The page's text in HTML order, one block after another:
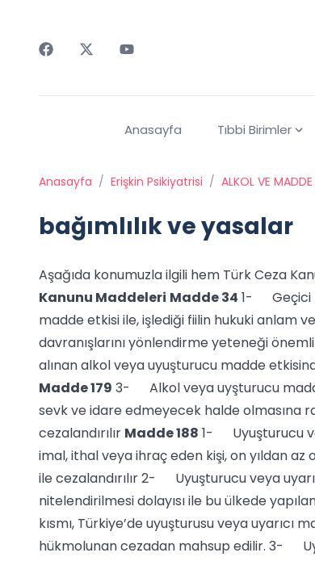
Anasayfa Tıbbi Birimler
Anasayfa / Erişkin Psikiyatrisi / ALKOL VE
bağımlılık ve yasalar
Aşağıda konumuzla ilgili hem Türk Ceza
Kanunu Maddeleri Madde 34 1- Geçici
madde etkisi ile, işlediği fiilin hukuki anlam
davranışlarını yönlendirme yeteneği
alınan alkol veya uyuşturucu madde
Madde 179 3- Alkol veya uyşturucu
sevk ve idare edmeyecek halde olmasına
cezalandırılır Madde 188 1- Uyuşturucu
imal, ithal veya ihraç eden kişi, on yıldan
ile cezalandırılır 2- Uyuşturucu veya
nitelendirilmesi dolayısı ile bu ülkede
kısmı, Türkiye’de uyuşturusu veya uyarıcı
hükmolunan cezadan mahsup edilir. 3-